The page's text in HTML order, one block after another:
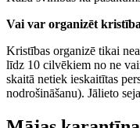
Vai var organizēt
Kristības organizē tikai
līdz 10 cilvēkiem no ne
skaitā netiek ieskaitītas
nodrošināšanu). Jālieto